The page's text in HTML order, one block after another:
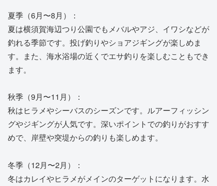
夏季（6月〜8月）：
夏は横須賀海辺つり公園でもメバルやアジ、イワシなどが
釣れる季節です。投げ釣りやショアジギングが楽しめま
す。また、海水浴場の近くでエサ釣りを楽しむこともでき
ます。
秋季（9月〜11月）：
秋はヒラメやシーバスのシーズンです。ルアーフィッシン
グやジギングが人気です。深いポイントでの釣りがおすす
めで、岸壁や突堤からの釣りも楽しめます。
冬季（12月〜2月）：
冬はカレイやヒラメがメインのターゲットになります。水